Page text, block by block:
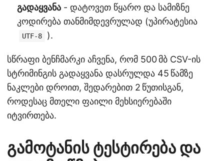
გადაყვანა - დატოვეთ წყარო და სამიზნე
კოდირება თანმიმდევრულად (უპირატესია
UTF-8 ).
სწრაფი ბენჩმარკი აჩვენა, რომ 500 მბ CSV-ის
სტრიმინგის გადაყვანა დასრულდა 45 წამზე
ნაკლები დროით, შედარებით 2 წუთისგან,
როდესაც მთელი ფაილი მეხსიერებაში
იტვირთება.
გამოტანის ტესტირება და